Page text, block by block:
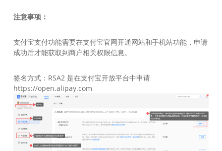
注意事项：
支付宝支付功能需要在支付宝官网开通网站和手机站功能，申请
成功后才能获取到商户相关权限信息。
签名方式：RSA2 是在支付宝开放平台中申请
https://open.alipay.com